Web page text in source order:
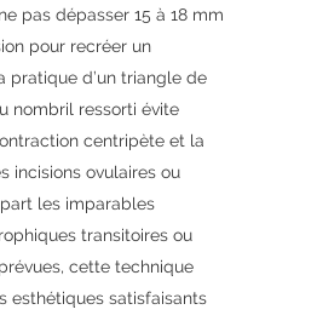
pas dépasser 15 à 18 mm
pour recréer un
pratique d’un triangle de
nombril ressorti évite
centripète et la
incisions ovulaires ou
les imparables
transitoires ou
cette technique
esthétiques satisfaisants